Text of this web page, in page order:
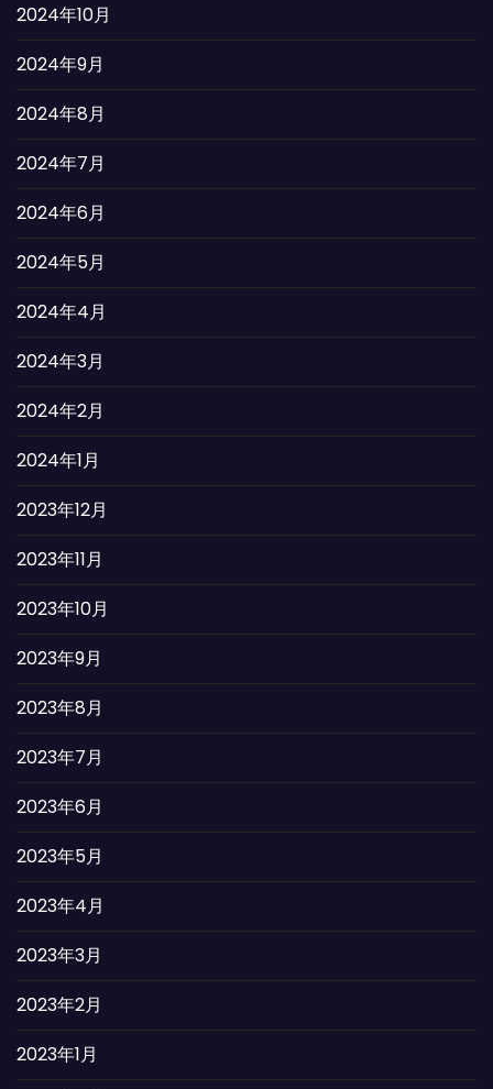
2024年10月
2024年9月
2024年8月
2024年7月
2024年6月
2024年5月
2024年4月
2024年3月
2024年2月
2024年1月
2023年12月
2023年11月
2023年10月
2023年9月
2023年8月
2023年7月
2023年6月
2023年5月
2023年4月
2023年3月
2023年2月
2023年1月